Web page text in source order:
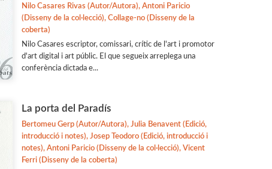
Nilo Casares Rivas (Autor/Autora), Antoni Paricio
(Disseny de la col·lecció), Collage-no (Disseny de la
coberta)
Nilo Casares escriptor, comissari, crític de l'art i promotor
d'art digital i art públic. El que segueix arreplega una
conferència dictada e...
La porta del Paradís
Bertomeu Gerp (Autor/Autora), Julia Benavent (Edició,
introducció i notes), Josep Teodoro (Edició, introducció i
notes), Antoni Paricio (Disseny de la col·lecció), Vicent
Ferri (Disseny de la coberta)